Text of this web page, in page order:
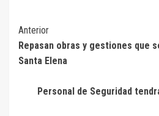
Navegación
de
Anterior
Repasan obras y gestiones que
Santa Elena
Personal de Seguridad